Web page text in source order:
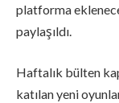
platforma
paylaşıldı.
Haftalık bülten
katılan yeni